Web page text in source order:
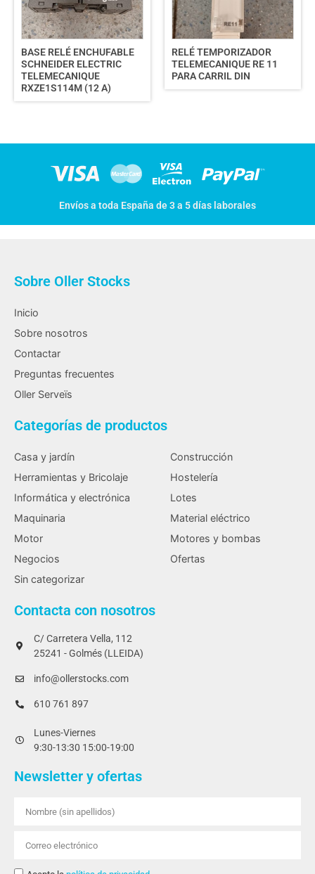
BASE RELÉ ENCHUFABLE
SCHNEIDER ELECTRIC
TELEMECANIQUE
RXZE1S114M (12 A)
RELÉ TEMPORIZADOR
TELEMECANIQUE RE 11
PARA CARRIL DIN
Envíos a toda España de 3 a 5 días laborales
Sobre Oller Stocks
Inicio
Sobre nosotros
Contactar
Preguntas frecuentes
Oller Serveïs
Categorías de productos
Casa y jardín
Construcción
Herramientas y Bricolaje
Hostelería
Informática y electrónica
Lotes
Maquinaria
Material eléctrico
Motor
Motores y bombas
Negocios
Ofertas
Sin categorizar
Contacta con nosotros
C/ Carretera Vella, 112
25241 - Golmés (LLEIDA)
info@ollerstocks.com
610 761 897
Lunes-Viernes
9:30-13:30 15:00-19:00
Newsletter y ofertas